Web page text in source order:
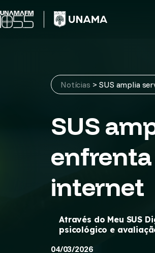
to
content
Notícias > SUS amplia
SUS
internet
Através do Meu SUS
psicológico e
04/03/2026